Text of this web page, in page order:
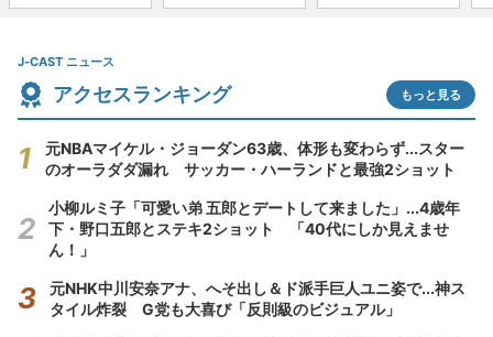
J-CAST ニュース
アクセスランキング もっと見る
元NBAマイケル・ジョーダン63歳、体形も変わらず...スター
のオーラダダ漏れ サッカー・ハーランドと最強2ショット
小柳ルミ子「可愛い弟 五郎とデートして来ました」...4歳年
下・野口五郎とステキ2ショット 「40代にしか見えませ
ん！」
元NHK中川安奈アナ、へそ出し＆ド派手巨人ユニ姿で...神ス
タイル炸裂 G党も大喜び「反則級のビジュアル」